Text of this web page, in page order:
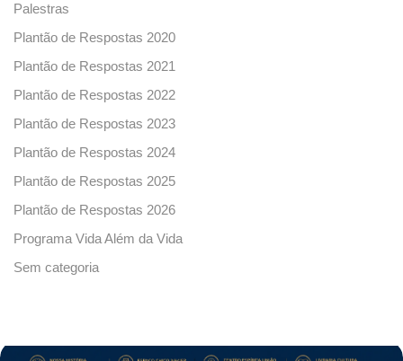
Palestras
Plantão de Respostas 2020
Plantão de Respostas 2021
Plantão de Respostas 2022
Plantão de Respostas 2023
Plantão de Respostas 2024
Plantão de Respostas 2025
Plantão de Respostas 2026
Programa Vida Além da Vida
Sem categoria